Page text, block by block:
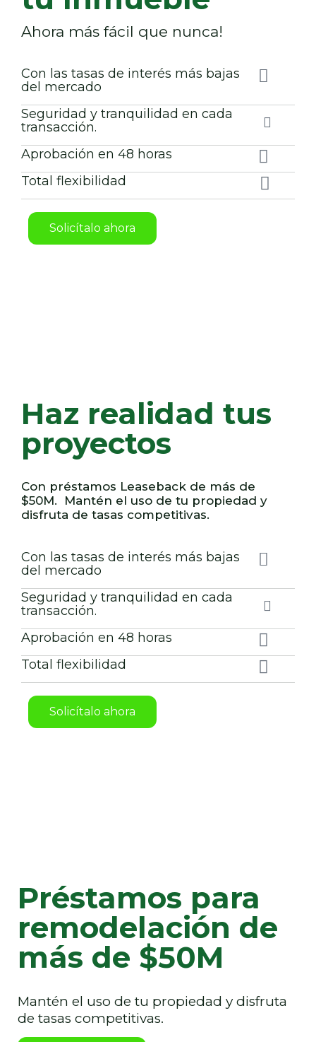
Ahora más fácil que nunca!
Con las tasas de interés más bajas
del mercado
Seguridad y tranquilidad en cada
transacción.
Aprobación en 48 horas
Total flexibilidad
Solicítalo ahora
Haz realidad tus
proyectos
Con préstamos Leaseback de más de
$50M. Mantén el uso de tu propiedad y
disfruta de tasas competitivas.
Con las tasas de interés más bajas
del mercado
Seguridad y tranquilidad en cada
transacción.
Aprobación en 48 horas
Total flexibilidad
Solicítalo ahora
Préstamos para
remodelación de
más de $50M
Mantén el uso de tu propiedad y disfruta
de tasas competitivas.